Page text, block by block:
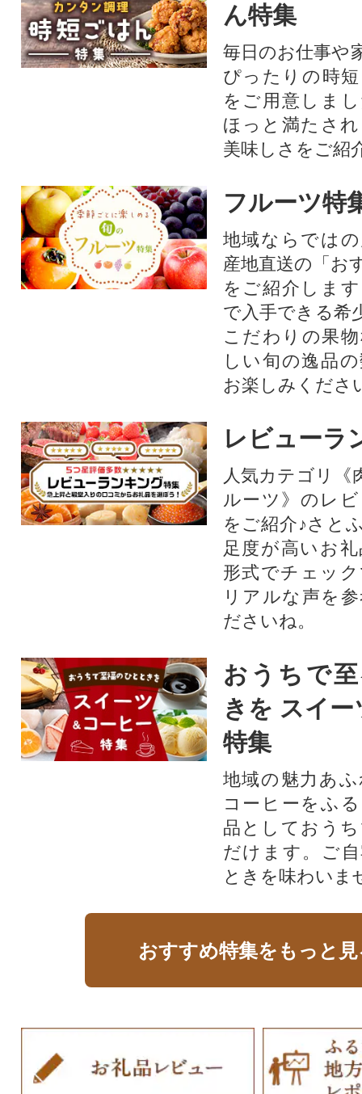
ん特集
毎日のお仕事や
ぴったりの時
をご用意しま
ほっと満たさ
美味しさをご紹
フルーツ特
地域ならでは
産地直送の「お
をご紹介しま
で入手できる希
こだわりの果
しい旬の逸品
お楽しみくださ
レビューラ
人気カテゴリ《
ルーツ》のレ
をご紹介♪さと
足度が高いお
形式でチェッ
リアルな声を
ださいね。
おうちで
きを スイ
特集
地域の魅力あ
コーヒーをふ
品としておう
だけます。ご
ときを味わいま
おすすめ特集をもっと